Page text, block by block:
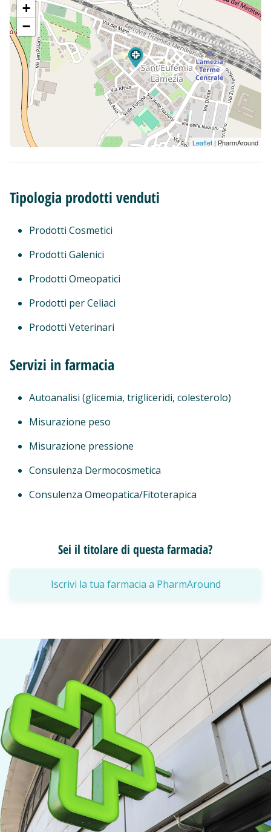
+
−
Leaflet | PharmAround
Tipologia prodotti venduti
Prodotti Cosmetici
Prodotti Galenici
Prodotti Omeopatici
Prodotti per Celiaci
Prodotti Veterinari
Servizi in farmacia
Autoanalisi (glicemia, trigliceridi, colesterolo)
Misurazione peso
Misurazione pressione
Consulenza Dermocosmetica
Consulenza Omeopatica/Fitoterapica
Sei il titolare di questa farmacia?
Iscrivi la tua farmacia a PharmAround